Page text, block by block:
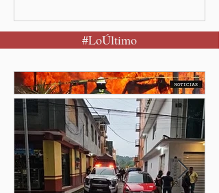
de México.-Puebla será el
punto de partida de la
Reforestación, una
estrategia del Gobierno de
México que reunirá de
manera simultánea a
autoridades, ejidos,
comunidades y ciudadanía de
las 32 entidades para
impulsar la restauración de
#LoÚltimo